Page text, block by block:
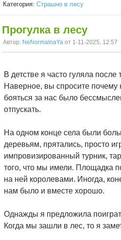
Категория: Страшно в лесу
Прогулка в лесу
Автор: NeNormalnaYa от 1-11-2025, 12:57
В детстве я часто гуляла
Наверное, вы спросите почему
бояться за нас было
отпускать.
На одном конце села были
деревьям, прятались, просто
импровизированный турник,
того, что мы имели. Площадка
на ней королевами. Иногда,
нам было и вместе хорошо.
Однажды я предложила
Когда мы зашли в лес, то я